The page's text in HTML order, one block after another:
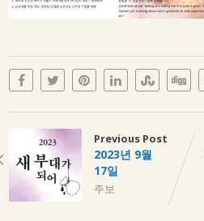
Previous Post
2023년 9월
17일
주보